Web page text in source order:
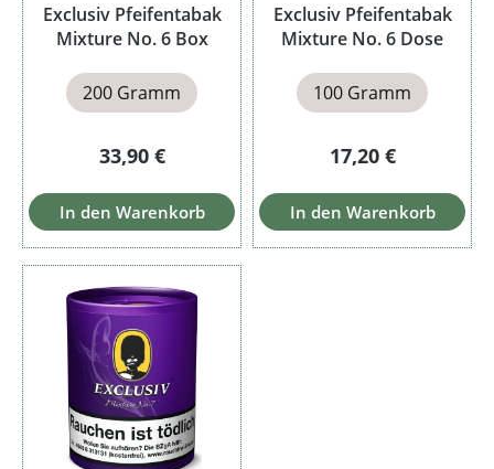
Exclusiv Pfeifentabak
Mixture No. 6 Box
200 Gramm
Regulärer Preis:
33,90 €
In den Warenkorb
Exclusiv Pfeifentabak
Mixture No. 6 Dose
100 Gramm
Regulärer Preis:
17,20 €
In den Warenkorb